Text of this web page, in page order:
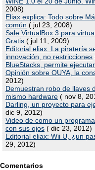
2008)
Eliax explica: Todo sobre
común ( jul 23, 2008)
Sale VirtualBox 3 para
Gratis ( jul 11, 2009)
Editorial eliax: La piratería
innovación, no restricciones
BlueStacks, permite
Opinión sobre OUYA, la
2012)
Demuestran robo de llaves
mismo hardware ( nov 8,
Darling, un proyecto para
dic 9, 2012)
Video de como un
con sus ojos ( dic 23, 2012)
Editorial eliax: Wii U, ¿un
29, 2012)
Comentarios